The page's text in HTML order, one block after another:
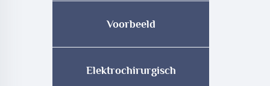
Voorbeeld
Elektrochirurgisch